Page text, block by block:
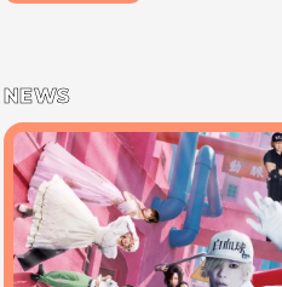
NEWS